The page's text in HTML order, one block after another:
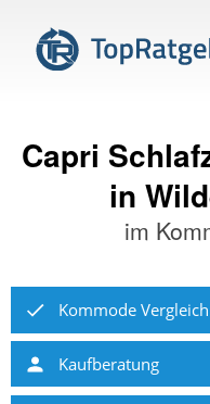
Capri
in
im
Kommode Vergleich
Kaufberatung